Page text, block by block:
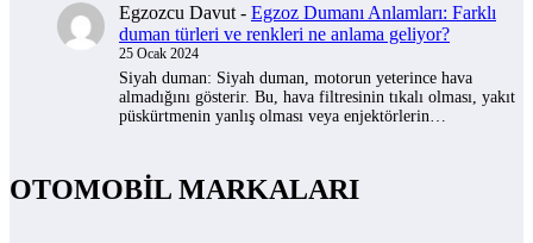
Egzozcu Davut - Egzoz Dumanı Anlamları: Farklı
duman türleri ve renkleri ne anlama geliyor?
25 Ocak 2024
Siyah duman: Siyah duman, motorun yeterince hava
almadığını gösterir. Bu, hava filtresinin tıkalı olması, yakıt
püskürtmenin yanlış olması veya enjektörlerin…
OTOMOBİL MARKALARI